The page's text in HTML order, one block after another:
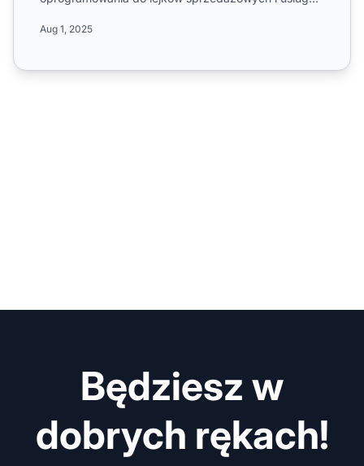
Aug 1, 2025
Będziesz w
dobrych rękach!